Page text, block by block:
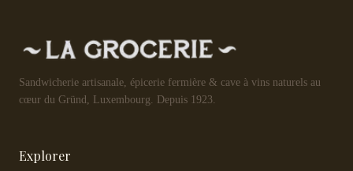
Sandwicherie artisanale, épicerie fermière & cave à vins naturels au
cœur du Gründ, Luxembourg. Depuis 1923.
Explorer